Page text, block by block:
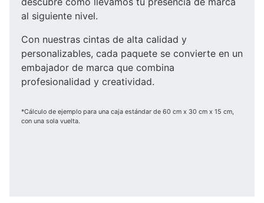
al siguiente nivel.
Con nuestras cintas de alta calidad y
personalizables, cada paquete se convierte en un
embajador de marca que combina
profesionalidad y creatividad.
*Cálculo de ejemplo para una caja estándar de 60 cm x 30 cm x 15 cm,
con una sola vuelta.